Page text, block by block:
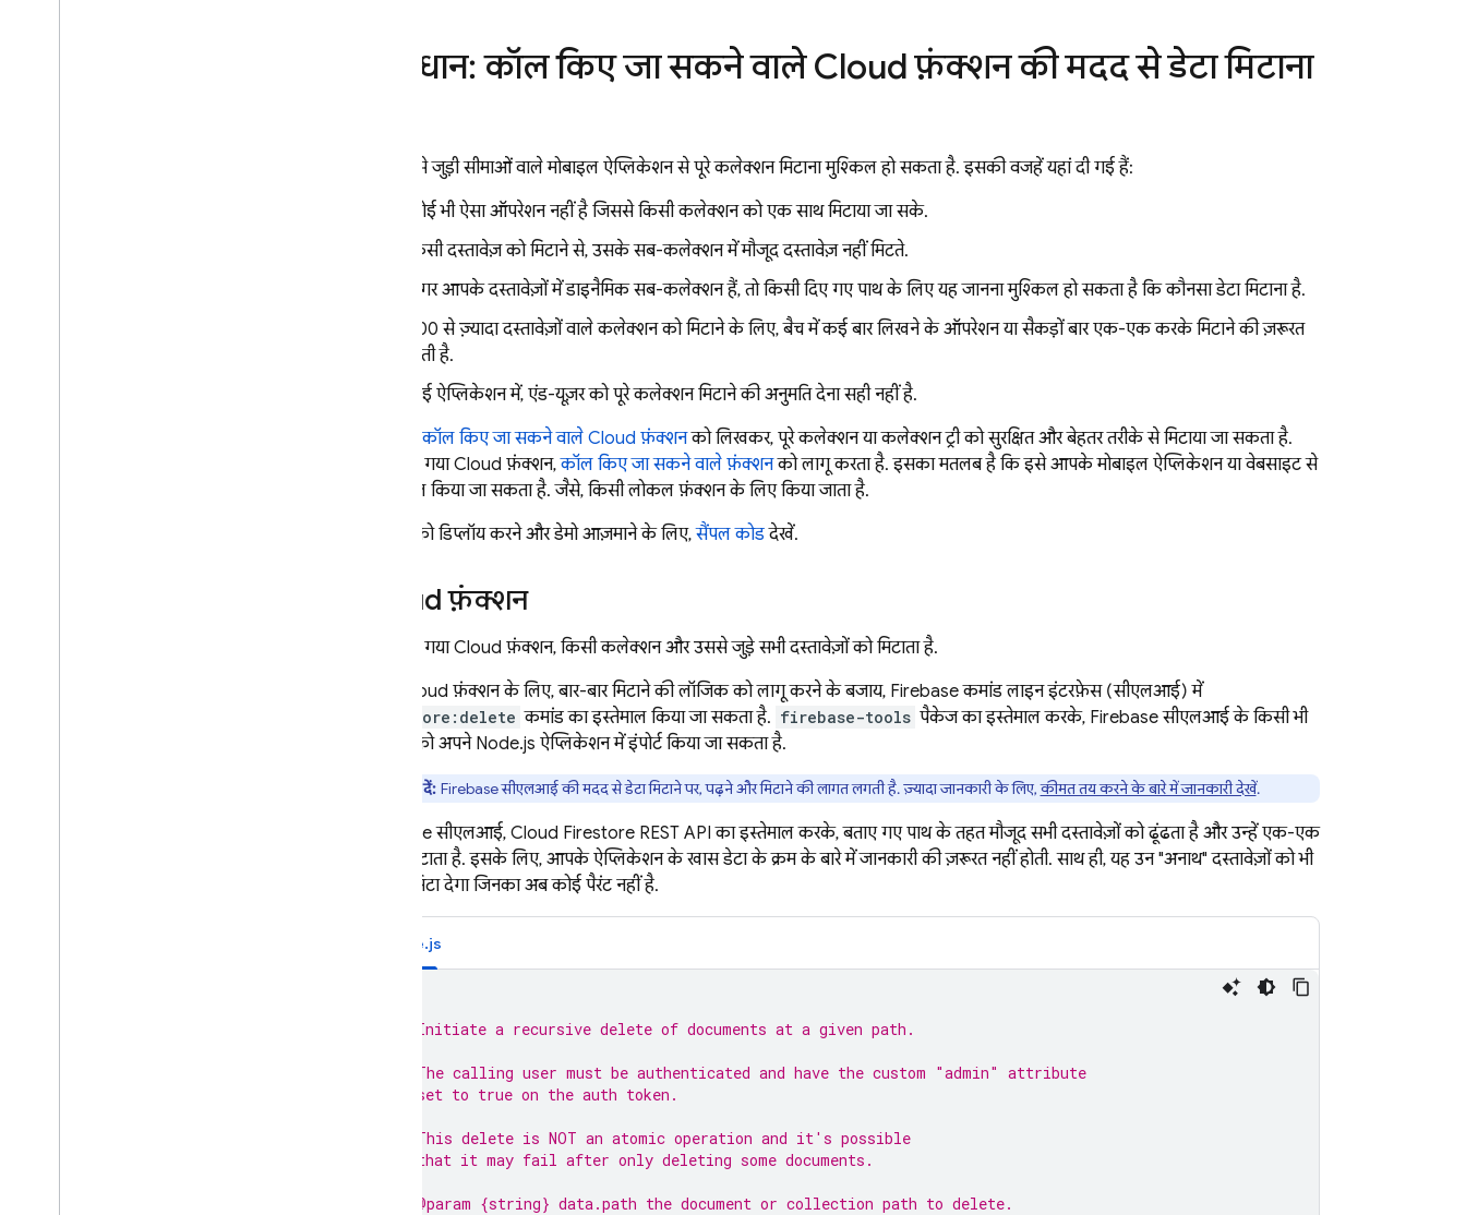
समाधान: कॉल किए जा सकने वाले Cloud फ़ंक्शन की मदद से डेटा मिटाना
संसाधन से जुड़ी सीमाओं वाले मोबाइल ऐप्लिकेशन से पूरे कलेक्शन मिटाना मुश्किल हो सकता है. इसकी वजहें यहां दी गई हैं:
कोई भी ऐसा ऑपरेशन नहीं है जिससे किसी कलेक्शन को एक साथ मिटाया जा सके.
किसी दस्तावेज़ को मिटाने से, उसके सब-कलेक्शन में मौजूद दस्तावेज़ नहीं मिटते.
अगर आपके दस्तावेज़ों में डाइनैमिक सब-कलेक्शन हैं, तो किसी दिए गए पाथ के लिए यह जानना मुश्किल हो सकता है कि कौनसा डेटा मिटाना है.
500 से ज़्यादा दस्तावेज़ों वाले कलेक्शन को मिटाने के लिए, बैच में कई बार लिखने के ऑपरेशन या सैकड़ों बार एक-एक करके मिटाने की ज़रूरत
होती है.
कई ऐप्लिकेशन में, एंड-यूज़र को पूरे कलेक्शन मिटाने की अनुमति देना सही नहीं है.
कॉल किए जा सकने वाले Cloud फ़ंक्शनको लिखकर, पूरे कलेक्शन या कलेक्शन ट्री को सुरक्षित और बेहतर तरीके से मिटाया जा सकता है.
यहां दिया गया Cloud फ़ंक्शन,कॉल किए जा सकने वाले फ़ंक्शनको लागू करता है. इसका मतलब है कि इसे आपके मोबाइल ऐप्लिकेशन या वेबसाइट से
सीधे कॉल किया जा सकता है. जैसे, किसी लोकल फ़ंक्शन के लिए किया जाता है.
फ़ंक्शन को डिप्लॉय करने और डेमो आज़माने के लिए,सैंपल कोडदेखें.
Cloud फ़ंक्शन
यहां दिया गया Cloud फ़ंक्शन, किसी कलेक्शन और उससे जुड़े सभी दस्तावेज़ों को मिटाता है.
अपने Cloud फ़ंक्शन के लिए, बार-बार मिटाने की लॉजिक को लागू करने के बजाय, Firebase कमांड लाइन इंटरफ़ेस (सीएलआई) में
firestore:delete कमांड का इस्तेमाल किया जा सकता है. firebase-tools पैकेज का इस्तेमाल करके, Firebase सीएलआई के किसी भी
फ़ंक्शन को अपने Node.js ऐप्लिकेशन में इंपोर्ट किया जा सकता है.
ध्यान दें: Firebase सीएलआई की मदद से डेटा मिटाने पर, पढ़ने और मिटाने की लागत लगती है. ज़्यादा जानकारी के लिए,कीमत तय करने के बारे में जानकारी देखें.
Firebase सीएलआई, Cloud Firestore REST API का इस्तेमाल करके, बताए गए पाथ के तहत मौजूद सभी दस्तावेज़ों को ढूंढता है और उन्हें एक-एक
करके मिटाता है. इसके लिए, आपके ऐप्लिकेशन के खास डेटा के क्रम के बारे में जानकारी की ज़रूरत नहीं होती. साथ ही, यह उन "अनाथ" दस्तावेज़ों को भी
ढूंढकर मिटा देगा जिनका अब कोई पैरंट नहीं है.
Node.js
* Initiate a recursive delete of documents at a given path.
* The calling user must be authenticated and have the custom "admin" attribute
* set to true on the auth token.
* This delete is NOT an atomic operation and it's possible
* that it may fail after only deleting some documents.
* @param {string} data.path the document or collection path to delete.